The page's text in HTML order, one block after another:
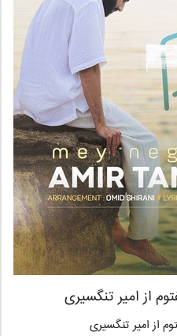
از امیر تنگسیری
از امیر تنگسیری